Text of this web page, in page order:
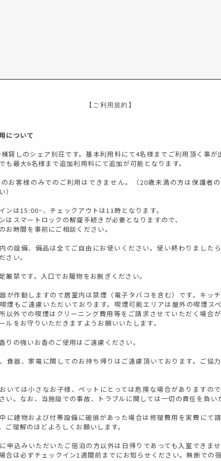
【ご利用規約】
について
貸しのシェア別荘です。基本利用料にて4名様までご利用頂く事が
も最大6名様まで追加利用料にて追加が可能となります。
お客様のみでのご利用はできません。（20歳未満の方は保護者
）
ンは15:00~、チェックアウトは11時となります。
はスマートロックの解錠手続きが必要となりますので、
お時間を事前にご相談ください。
の設備、備品は全てご自由にお使いください。使い終わりました
さい。
厳禁です。入口でお履物をお脱ぎください。
が作動しますので居室内は禁煙（電子タバコを含む）です。キッ
煙もご遠慮いただいております。喫煙可能エリアは屋外の喫煙ス
以外での喫煙はクリーニング費用等をご請求させていただく場合
ルをお守りいただきますようお願いいたします。
りの強いお香のご使用はご遠慮ください。
食器、家電に関してのお持ち帰りはご遠慮頂いております。ご協
いては小さなお子様、ペットにとっては危険な場合がありますの
い。なお、当施設での事故、トラブルに関しては一切の責任を負い
に建物および付帯設備に破損があった場合は修理費用を実費にて
ご理解のほどよろしくお願いします。
申込みいただいたご宿泊の方以外は日帰りであっても入室できま
合は必ずチェックイン1週間前までにお知らせください。無断での